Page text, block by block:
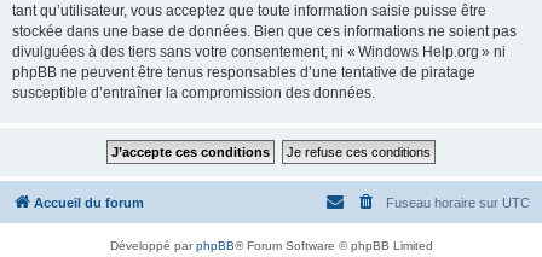
tant qu’utilisateur, vous acceptez que toute information saisie puisse être
stockée dans une base de données. Bien que ces informations ne soient pas
divulguées à des tiers sans votre consentement, ni « Windows Help.org » ni
phpBB ne peuvent être tenus responsables d’une tentative de piratage
susceptible d’entraîner la compromission des données.
Accueil du forum Fuseau horaire sur UTC
Développé parphpBB® Forum Software © phpBB Limited